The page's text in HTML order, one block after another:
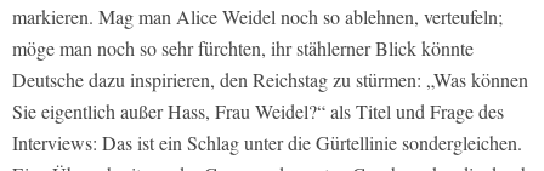
markieren. Mag man Alice Weidel noch so ablehnen, verteufeln;
möge man noch so sehr fürchten, ihr stählerner Blick könnte
Deutsche dazu inspirieren, den Reichstag zu stürmen: „Was können
Sie eigentlich außer Hass, Frau Weidel?“ als Titel und Frage des
Interviews: Das ist ein Schlag unter die Gürtellinie sondergleichen.